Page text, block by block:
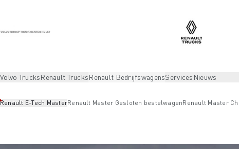
Volvo TrucksRenault TrucksRenault BedrijfswagensServices Nieuws
Renault E-Tech MasterRenault Master Gesloten bestelwagenRenault Master